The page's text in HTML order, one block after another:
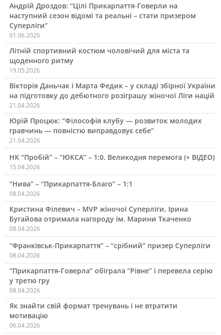
Андрій Дроздов: “Цілі Прикарпаття-Говерли на
наступний сезон відомі та реальні – стати призером
Суперліги”
01.06.2026
Літній спортивний костюм чоловічий для міста та
щоденного ритму
19.05.2026
Вікторія Даньчак і Марта Федик – у складі збірної України
на підготовку до дебютного розіграшу жіночої Ліги націй
21.04.2026
Юрій Процюк: “Філософія клубу — розвиток молодих
гравчинь — повністю виправдовує себе”
21.04.2026
НК “Пробій” – “ЮКСА” – 1:0. Великодня перемога (+ ВІДЕО)
15.04.2026
“Нива” – “Прикарпаття-Благо” – 1:1
08.04.2026
Кристина Філевич – MVP жіночої Суперліги, Ірина
Бугайова отримала нагороду ім. Марини Ткаченко
08.04.2026
“Франківськ-Прикарпаття” – “срібний” призер Суперліги
08.04.2026
“Прикарпаття-Говерла” обіграла “Рівне” і перевела серію
у третю гру
08.04.2026
Як знайти свій формат тренувань і не втратити
мотивацію
06.04.2026